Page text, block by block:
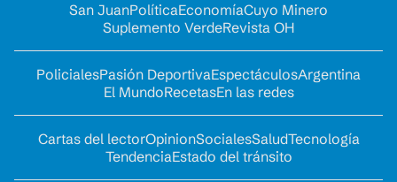
San JuanPolíticaEconomíaCuyo Minero
Suplemento VerdeRevista OH
PolicialesPasión DeportivaEspectáculosArgentina
El MundoRecetasEn las redes
Cartas del lectorOpinionSocialesSaludTecnología
TendenciaEstado del tránsito